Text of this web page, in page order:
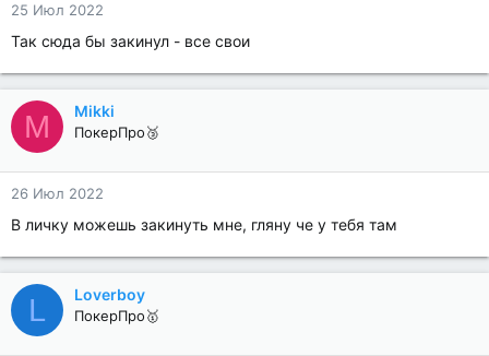
25 Июл 2022
Так сюда бы закинул - все свои
M Mikki
ПокерПро🥉
26 Июл 2022
В личку можешь закинуть мне, гляну че у тебя там
L Loverboy
ПокерПро🥇